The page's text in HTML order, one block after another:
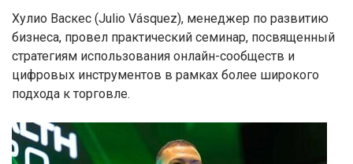
Хулио Васкес (Julio Vásquez), менеджер по развитию
бизнеса, провел практический семинар, посвященный
стратегиям использования онлайн-сообществ и
цифровых инструментов в рамках более широкого
подхода к торговле.